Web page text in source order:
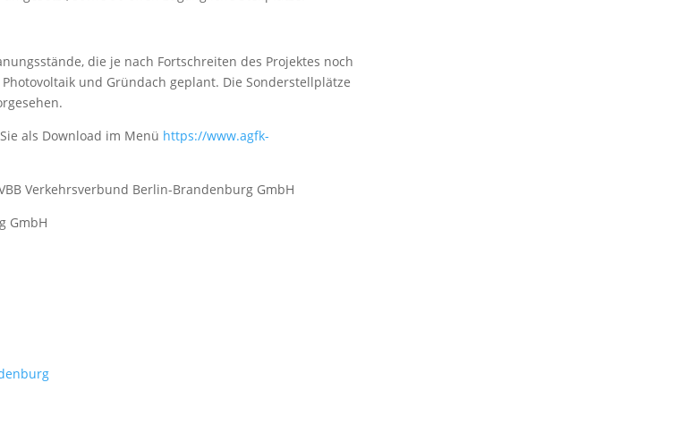
die je nach Fortschreiten des Projektes noch
und Gründach geplant. Die Sonderstellplätze
als Download im Menü https://www.agfk-
Verkehrsverbund Berlin-Brandenburg GmbH
GmbH